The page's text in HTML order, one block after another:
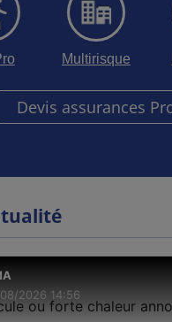
Multirisque
Devis assurances